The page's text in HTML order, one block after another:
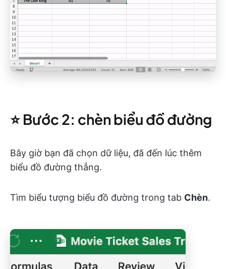
⭐️ Bước 2: chèn biểu đồ đường
Bây giờ bạn đã chọn dữ liệu, đã đến lúc thêm
biểu đồ đường thẳng.
Tìm biểu tượng biểu đồ đường trong tab Chèn.